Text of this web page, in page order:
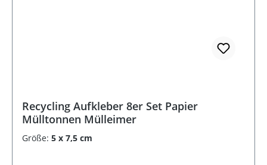
Recycling Aufkleber 8er Set Papier
Mülltonnen Mülleimer
Größe: 5 x 7,5 cm